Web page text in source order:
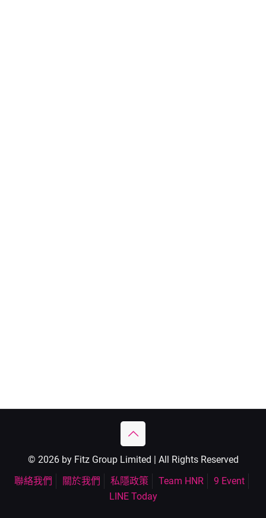
© 2026 by Fitz Group Limited | All Rights Reserved
聯絡我們
關於我們 私隱政策 Team HNR
9 Event
LINE Today